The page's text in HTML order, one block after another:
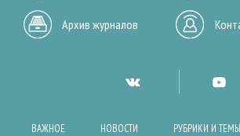
Архив журналов
ВАЖНОЕ НОВОСТИ РУБРИКИ И ТЕМЫ